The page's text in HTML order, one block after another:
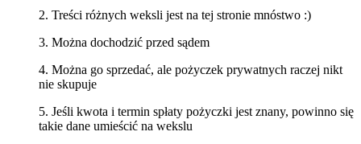
2. Treści różnych weksli jest na tej stronie mnóstwo :)
3. Można dochodzić przed sądem
4. Można go sprzedać, ale pożyczek prywatnych raczej nikt
nie skupuje
5. Jeśli kwota i termin spłaty pożyczki jest znany, powinno się
takie dane umieścić na wekslu